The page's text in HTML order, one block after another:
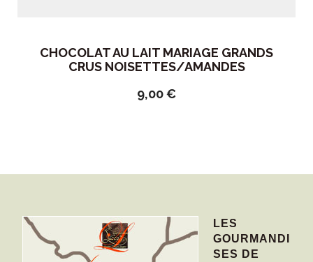
CHOCOLAT AU LAIT MARIAGE GRANDS
CRUS NOISETTES/AMANDES
9,00€
LES
GOURMANDI
SES DE